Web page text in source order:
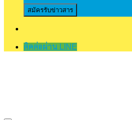
ติดต่อผ่าน LINE